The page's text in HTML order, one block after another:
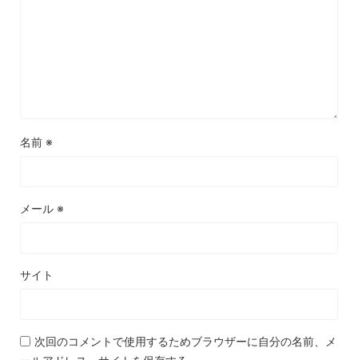
名前 ※
メール ※
サイト
次回のコメントで使用するためブラウザーに自分の名前、メ